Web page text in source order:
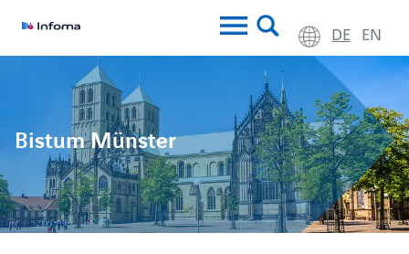
DE EN
Bistum Münster